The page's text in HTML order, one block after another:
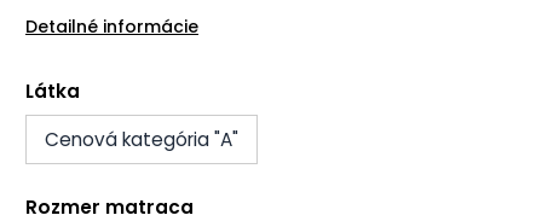
Detailné informácie
Látka
Cenová kategória "A"
Rozmer matraca